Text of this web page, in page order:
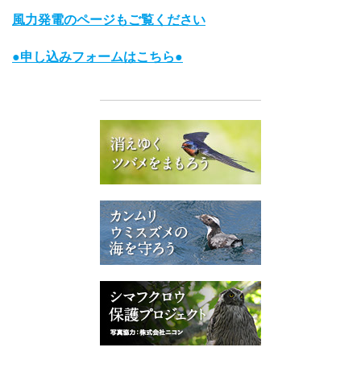
風力発電のページもご覧ください
●申し込みフォームはこちら●